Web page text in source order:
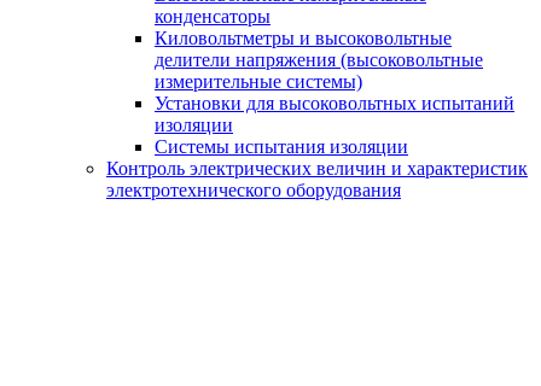
конденсаторы
Киловольтметры и высоковольтные
делители напряжения (высоковольтные
измерительные системы)
Установки для высоковольтных испытаний
изоляции
Системы испытания изоляции
Контроль электрических величин и характеристик
электротехнического оборудования